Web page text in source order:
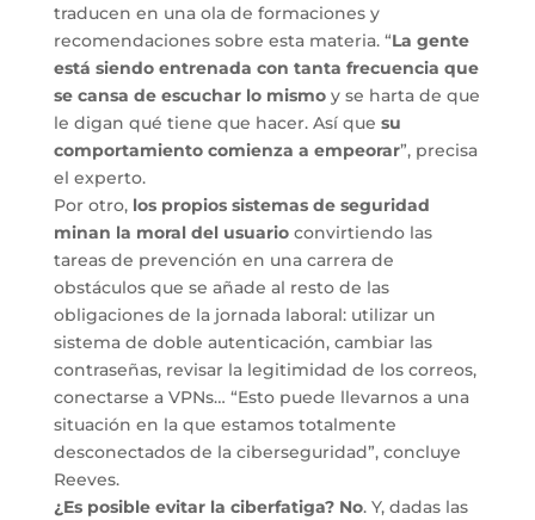
traducen en una ola de formaciones y
recomendaciones sobre esta materia. “La gente
está siendo entrenada con tanta frecuencia que
se cansa de escuchar lo mismoy se harta de que
le digan qué tiene que hacer. Así que su
comportamiento comienza a empeorar”, precisa
el experto.
Por otro, los propios sistemas de seguridad
minan la moral del usuarioconvirtiendo las
tareas de prevención en una carrera de
obstáculos que se añade al resto de las
obligaciones de la jornada laboral: utilizar un
sistema de doble autenticación, cambiar las
contraseñas, revisar la legitimidad de los correos,
conectarse a VPNs… “Esto puede llevarnos a una
situación en la que estamos totalmente
desconectados de la ciberseguridad”, concluye
Reeves.
¿Es posible evitar la ciberfatiga? No. Y, dadas las